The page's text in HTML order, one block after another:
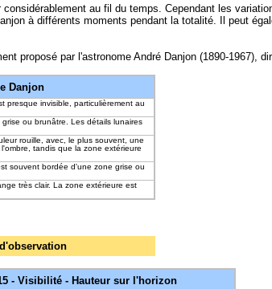
au fil du temps. Cependant les
à différents moments pendant la totalité. Il peut
proposé par l'astronome André Danjon (1890-1967),
Danjon
presque invisible, particulièrement au
ou brunâtre. Les détails lunaires
rouille, avec, le plus souvent, une
tandis que la zone extérieure
souvent bordée d'une zone grise ou
très clair. La zone extérieure est
- Visibilité - Hauteur sur l'horizon